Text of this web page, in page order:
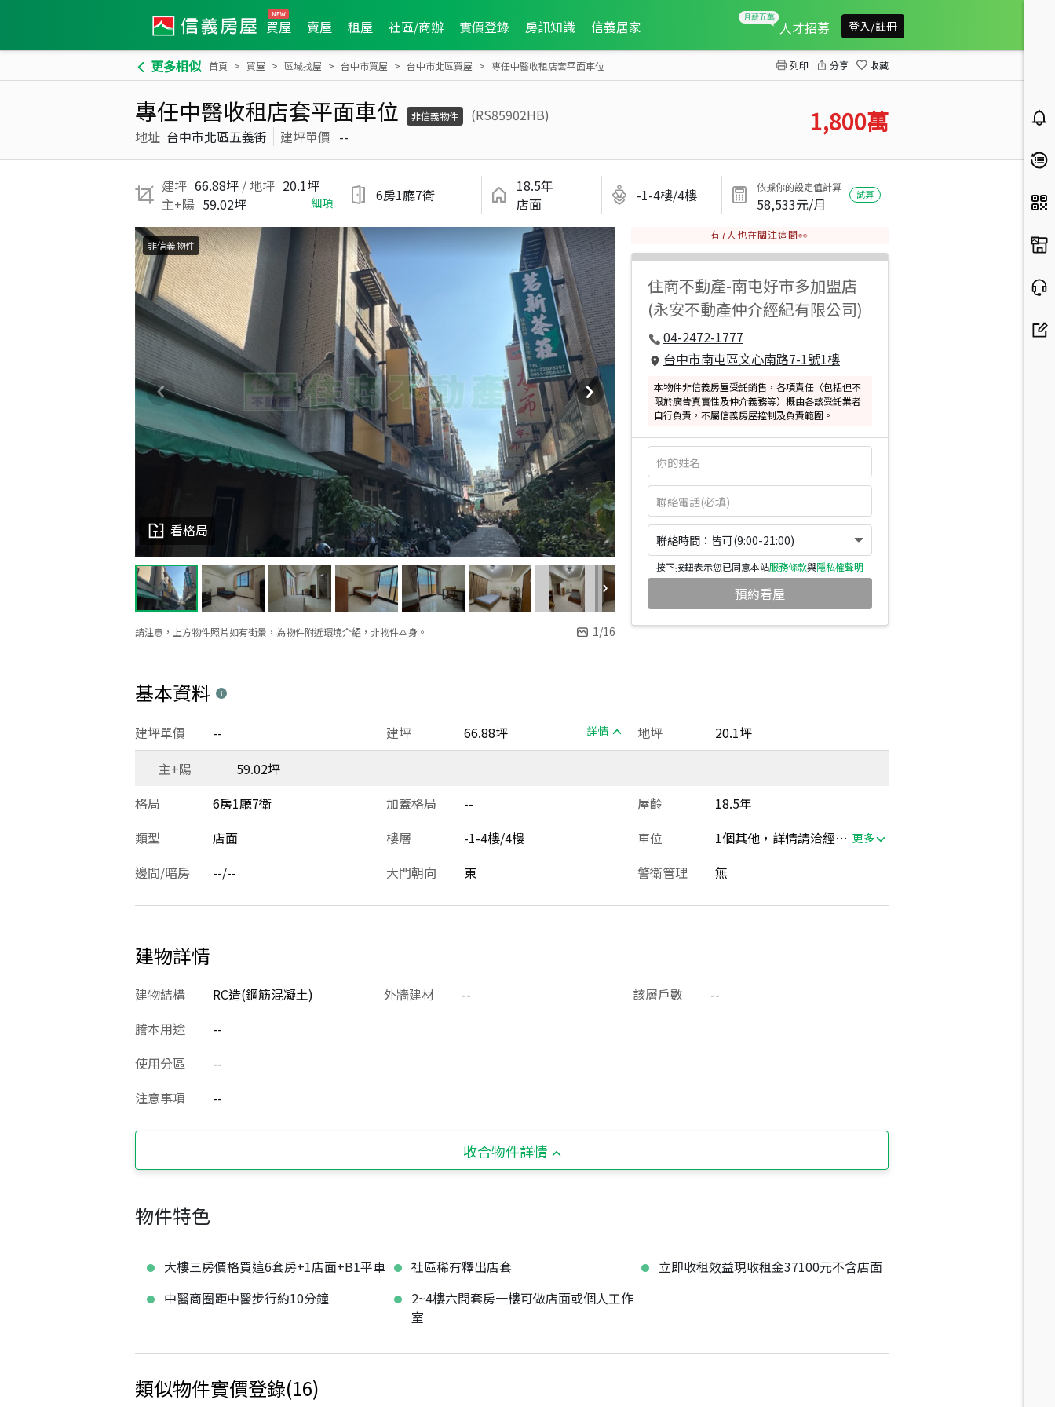
買屋 賣屋 租屋 社區/商辦 實價登錄 房訊知識 信義居家 人才招募 登入/註冊
更多相似 首頁 買屋 區域找屋 台中市買屋 台中市北區買屋 專任中醫收租店套平面車位 列印 分享 收藏
專任中醫收租店套平面車位 非信義物件
(RS85902HB)
地址 台中市北區五義街 建坪單價 -- 1,800萬
建坪 66.88坪 / 地坪 20.1坪
主+陽 59.02坪 細項 6房1廳7衛
18.5年
店面
-1-4樓/4樓 依據你的設定值計算
58,533元/月
試算
請注意，上方物件照片如有街景，為物件附近環境介紹，非物件本身。 1/16
看格局
非信義物件
有7人也在關注這間👀
住商不動產-南屯好市多加盟店
(永安不動產仲介經紀有限公司)
04-2472-1777
台中市南屯區文心南路7-1號1樓
本物件非信義房屋受託銷售，各項責任（包括但不
限於廣告真實性及仲介義務等）概由各該受託業者
自行負責，不屬信義房屋控制及負責範圍。
聯絡時間：皆可(9:00-21:00)
按下按鈕表示您已同意本站服務條款與隱私權聲明
預約看屋
基本資料
建坪 66.88坪 詳情
建坪單價 -- 地坪
20.1坪
主+陽
59.02坪
格局
6房1廳7衛 加蓋格局 -- 屋齡
18.5年
類型
店面 樓層 -1-4樓/4樓 車位 1個其他，詳情請洽經紀人員 更多
邊間/暗房 --/-- 大門朝向 東 警衛管理 無
建物詳情
建物結構 RC造(鋼筋混凝土) 外牆建材 -- 該層戶數
--
謄本用途
--
使用分區
--
注意事項
--
收合物件詳情
物件特色
大樓三房價格買這6套房+1店面+B1平車 社區稀有釋出店套
立即收租效益現收租金37100元不含店面
中醫商圈距中醫步行約10分鐘
2~4樓六間套房一樓可做店面或個人工作
室
類似物件實價登錄(16)